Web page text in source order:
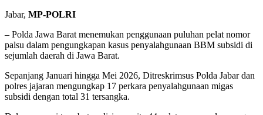
Jabar, MP-POLRI
– Polda Jawa Barat menemukan penggunaan puluhan pelat nomor
palsu dalam pengungkapan kasus penyalahgunaan BBM subsidi di
sejumlah daerah di Jawa Barat.
‎Sepanjang Januari hingga Mei 2026, Ditreskrimsus Polda Jabar dan
polres jajaran mengungkap 17 perkara penyalahgunaan migas
subsidi dengan total 31 tersangka.